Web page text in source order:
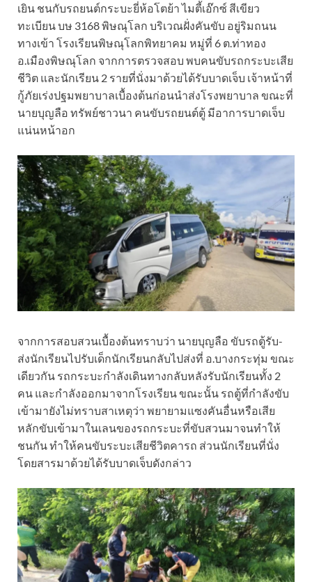
เยิน ชนกับรถยนต์กระบะยี่ห้อโตย้า ไมตี้เอ๊กซ์ สีเขียว
ทะเบียน บษ 3168 พิษณุโลก บริเวณฝั่งคันขับ อยู่ริมถนน
ทางเข้า โรงเรียนพิษณุโลกพิทยาคม หมู่ที่ 6 ต.ท่าทอง
อ.เมืองพิษณุโลก จากการตรวจสอบ พบคนขับรถกระบะเสีย
ชีวิต และนักเรียน 2 รายที่นั่งมาด้วยได้รับบาดเจ็บ เจ้าหน้าที่
กู้ภัยเร่งปฐมพยาบาลเบื้องต้นก่อนนำส่งโรงพยาบาล ขณะที่
นายบุญลือ ทรัพย์ชาวนา คนขับรถยนต์ตู้ มีอาการบาดเจ็บ
แน่นหน้าอก
จากการสอบสวนเบื้องต้นทราบว่า นายบุญลือ ขับรถตู้รับ-
ส่งนักเรียนไปรับเด็กนักเรียนกลับไปส่งที่ อ.บางกระทุ่ม ขณะ
เดียวกัน รถกระบะกำลังเดินทางกลับหลังรับนักเรียนทั้ง 2
คน และกำลังออกมาจากโรงเรียน ขณะนั้น รถตู้ที่กำลังขับ
เข้ามายังไม่ทราบสาเหตุว่า พยายามแซงคันอื่นหรือเสีย
หลักขับเข้ามาในเลนของรถกระบะที่ขับสวนมาจนทำให้
ชนกัน ทำให้คนขับระบะเสียชีวิตคารถ ส่วนนักเรียนที่นั่ง
โดยสารมาด้วยได้รับบาดเจ็บดังกล่าว